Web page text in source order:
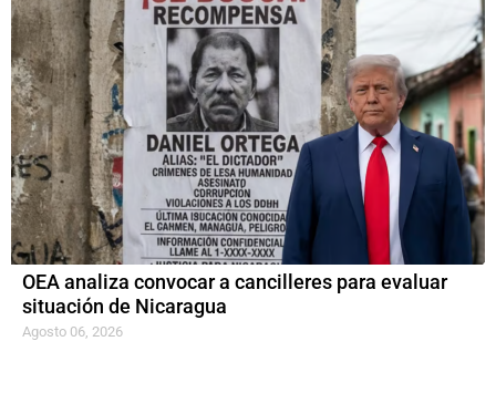
OEA analiza convocar a cancilleres para evaluar
situación de Nicaragua
Agosto 06, 2026